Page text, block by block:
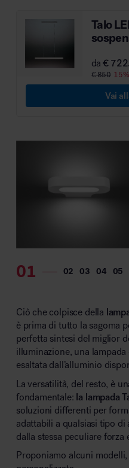
Talo
da€
€ 850
Vai
Ciò che colpisce della
è prima di tutto la sagoma
perfetta sintesi del miglior
illuminazione, una
esaltata dall’alluminio
La versatilità, del resto, è
fondamentale: la lampada
soluzioni differenti per
adattabili a qualsiasi tipo
dalla stessa peculiare forza
Proponiamo alcuni